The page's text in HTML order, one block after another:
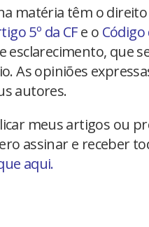
matéria têm o
5º da CFe o Código
esclarecimento, que
As opiniões
autores.
meus artigos ou
assinar e receber
aqui.